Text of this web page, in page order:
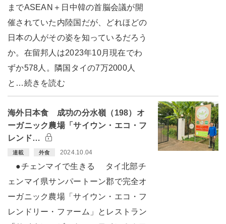
までASEAN＋日中韓の首脳会議が開
催されていた内陸国だが、どれほどの
日本の人がその姿を知っているだろう
か。在留邦人は2023年10月現在でわ
ずか578人。隣国タイの7万2000人
と…続きを読む
海外日本食 成功の分水嶺（198）オ
ーガニック農場「サイウン・エコ・フ
レンド…
連載 外食 2024.10.04
●チェンマイで生きる タイ北部チ
ェンマイ県サンパートーン郡で完全オ
ーガニック農場「サイウン・エコ・フ
レンドリー・ファーム」とレストラン